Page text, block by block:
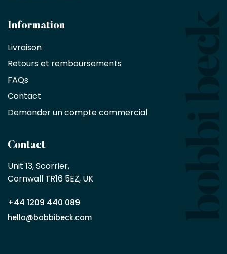
architectes
d'une
exclusive
de
%
sur
sans
minimum
en
partenaire
commercial
Information
Livraison
Retours et remboursements
FAQs
Contact
Demander un compte commercial
Contact
Unit 13, Scorrier,
Cornwall TR16 5EZ, UK
+44 1209 440 089
hello@bobbibeck.com